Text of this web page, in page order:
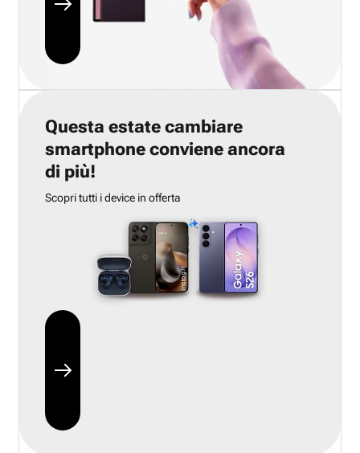
Questa estate cambiare
smartphone conviene ancora
di più!
Scopri tutti i device in offerta